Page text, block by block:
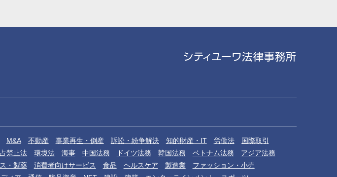
M&A 不動産 事業再生・倒産 訴訟・紛争解決 知的財産・IT 労働法
国際取引
禁止法 環境法 海事 中国法務 ドイツ法務 韓国法務 ベトナム法務
アジア法務
・製薬 消費者向けサービス 食品 ヘルスケア 製造業
ファッション・小売